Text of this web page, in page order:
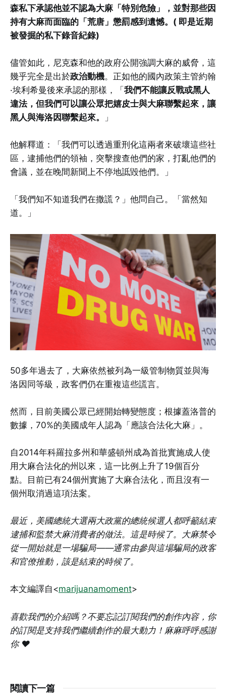
森私下承認他並不認為大麻「特別危險」，並對那些因
持有大麻而面臨的「荒唐」懲罰感到遺憾。( 即是近期
被發掘的私下錄音紀錄)
儘管如此，尼克森和他的政府公開強調大麻的威脅，這
幾乎完全是出於政治動機。正如他的國內政策主管約翰
·埃利希曼後來承認的那樣，「我們不能讓反戰或黑人
違法，但我們可以讓公眾把嬉皮士與大麻聯繫起來，讓
黑人與海洛因聯繫起來。
」
他解釋道：「我們可以透過重刑化這兩者來破壞這些社
區，逮捕他們的領袖，突擊搜查他們的家，打亂他們的
會議，並在晚間新聞上不停地詆毀他們。」
「我們知不知道我們在撒謊？」他問自己。「當然知
道。」
50多年過去了，大麻依然被列為一級管制物質並與海
洛因同等級，政客們仍在重複這些謊言。
然而，目前美國公眾已經開始轉變態度；根據蓋洛普的
數據，70%的美國成年人認為「應該合法化大麻」。
自2014年科羅拉多州和華盛頓州成為首批實施成人使
用大麻合法化的州以來，這一比例上升了19個百分
點。目前已有24個州實施了大麻合法化，而且沒有一
個州取消過這項法案。
最近，美國總統大選兩大政黨的總統候選人都呼籲結束
逮捕和監禁大麻消費者的做法。這是時候了。大麻禁令
從一開始就是一場騙局——通常由參與這場騙局的政客
和官僚推動，該是結束的時候了。
本文編譯自<marijuanamoment>
喜歡我們的介紹嗎？不要忘記訂閱我們的創作內容，你
的訂閱是支持我們繼續創作的最大動力！麻麻呼呼感謝
你 ❤️
閱讀下一篇